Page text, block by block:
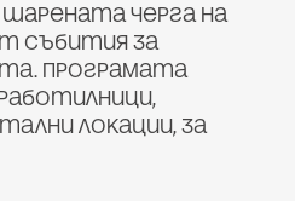
черга на
събития за
Програмата
локации, за